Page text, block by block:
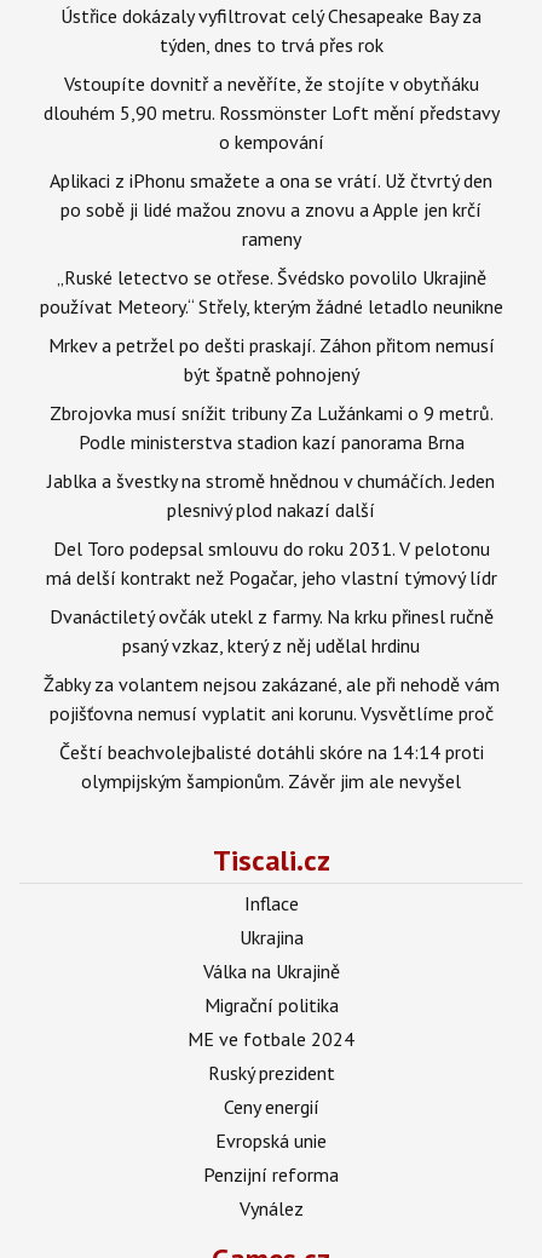
Ústřice dokázaly vyfiltrovat celý Chesapeake Bay za
týden, dnes to trvá přes rok
Vstoupíte dovnitř a nevěříte, že stojíte v obytňáku
dlouhém 5,90 metru. Rossmönster Loft mění představy
o kempování
Aplikaci z iPhonu smažete a ona se vrátí. Už čtvrtý den
po sobě ji lidé mažou znovu a znovu a Apple jen krčí
rameny
„Ruské letectvo se otřese. Švédsko povolilo Ukrajině
používat Meteory.“ Střely, kterým žádné letadlo neunikne
Mrkev a petržel po dešti praskají. Záhon přitom nemusí
být špatně pohnojený
Zbrojovka musí snížit tribuny Za Lužánkami o 9 metrů.
Podle ministerstva stadion kazí panorama Brna
Jablka a švestky na stromě hnědnou v chumáčích. Jeden
plesnivý plod nakazí další
Del Toro podepsal smlouvu do roku 2031. V pelotonu
má delší kontrakt než Pogačar, jeho vlastní týmový lídr
Dvanáctiletý ovčák utekl z farmy. Na krku přinesl ručně
psaný vzkaz, který z něj udělal hrdinu
Žabky za volantem nejsou zakázané, ale při nehodě vám
pojišťovna nemusí vyplatit ani korunu. Vysvětlíme proč
Čeští beachvolejbalisté dotáhli skóre na 14:14 proti
olympijským šampionům. Závěr jim ale nevyšel
Tiscali.cz
Inflace
Ukrajina
Válka na Ukrajině
Migrační politika
ME ve fotbale 2024
Ruský prezident
Ceny energií
Evropská unie
Penzijní reforma
Vynález